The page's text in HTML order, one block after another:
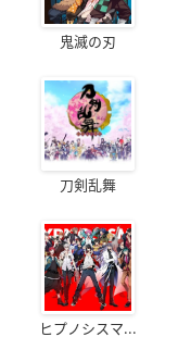
鬼滅の刃
刀剣乱舞
ヒプノシスマ...